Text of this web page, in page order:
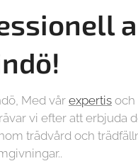
Med vår expertis och
vi efter att erbjuda
trädvård och